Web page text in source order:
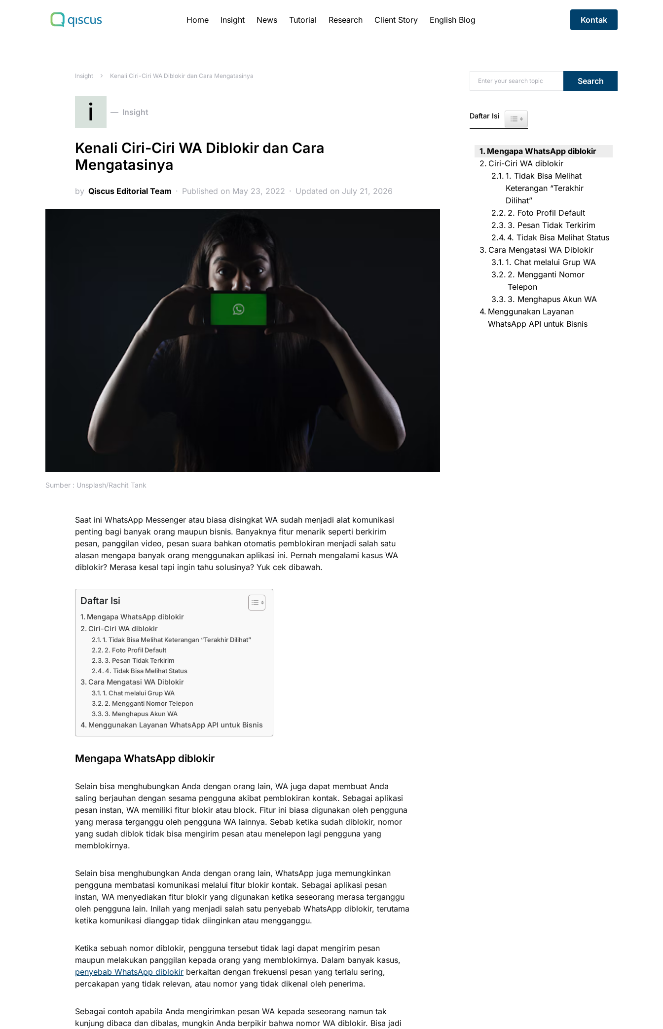
Home Insight News Tutorial Research Client Story English Blog
Kontak
Search for:
Insight Kenali Ciri-Ciri WA Diblokir dan Cara Mengatasinya
i Insight
Kenali Ciri-Ciri WA Diblokir dan Cara
Mengatasinya
by Qiscus Editorial Team Published on May 23, 2022 Updated on July 21, 2026
Sumber : Unsplash/Rachit Tank
Saat ini WhatsApp Messenger atau biasa disingkat WA sudah menjadi alat komunikasi
penting bagi banyak orang maupun bisnis. Banyaknya fitur menarik seperti berkirim
pesan, panggilan video, pesan suara bahkan otomatis pemblokiran menjadi salah satu
alasan mengapa banyak orang menggunakan aplikasi ini. Pernah mengalami kasus WA
diblokir? Merasa kesal tapi ingin tahu solusinya? Yuk cek dibawah.
Daftar Isi
Mengapa WhatsApp diblokir
Ciri-Ciri WA diblokir
1. Tidak Bisa Melihat Keterangan “Terakhir Dilihat”
2. Foto Profil Default
3. Pesan Tidak Terkirim
4. Tidak Bisa Melihat Status
Cara Mengatasi WA Diblokir
1. Chat melalui Grup WA
2. Mengganti Nomor Telepon
3. Menghapus Akun WA
Menggunakan Layanan WhatsApp API untuk Bisnis
Mengapa WhatsApp diblokir
Selain bisa menghubungkan Anda dengan orang lain, WA juga dapat membuat Anda
saling berjauhan dengan sesama pengguna akibat pemblokiran kontak. Sebagai aplikasi
pesan instan, WA memiliki fitur blokir atau block. Fitur ini biasa digunakan oleh pengguna
yang merasa terganggu oleh pengguna WA lainnya. Sebab ketika sudah diblokir, nomor
yang sudah diblok tidak bisa mengirim pesan atau menelepon lagi pengguna yang
memblokirnya.
Selain bisa menghubungkan Anda dengan orang lain, WhatsApp juga memungkinkan
pengguna membatasi komunikasi melalui fitur blokir kontak. Sebagai aplikasi pesan
instan, WA menyediakan fitur blokir yang digunakan ketika seseorang merasa terganggu
oleh pengguna lain. Inilah yang menjadi salah satu penyebab WhatsApp diblokir, terutama
ketika komunikasi dianggap tidak diinginkan atau mengganggu.
Ketika sebuah nomor diblokir, pengguna tersebut tidak lagi dapat mengirim pesan
maupun melakukan panggilan kepada orang yang memblokirnya. Dalam banyak kasus,
penyebab WhatsApp diblokir berkaitan dengan frekuensi pesan yang terlalu sering,
percakapan yang tidak relevan, atau nomor yang tidak dikenal oleh penerima.
Sebagai contoh apabila Anda mengirimkan pesan WA kepada seseorang namun tak
kunjung dibaca dan dibalas, mungkin Anda berpikir bahwa nomor WA diblokir. Bisa jadi
Search for: Search
Daftar Isi Toggle Table of Content
Mengapa WhatsApp diblokir
Ciri-Ciri WA diblokir
1. Tidak Bisa Melihat
Keterangan “Terakhir
Dilihat”
2. Foto Profil Default
3. Pesan Tidak Terkirim
4. Tidak Bisa Melihat Status
Cara Mengatasi WA Diblokir
1. Chat melalui Grup WA
2. Mengganti Nomor
Telepon
3. Menghapus Akun WA
Menggunakan Layanan
WhatsApp API untuk Bisnis